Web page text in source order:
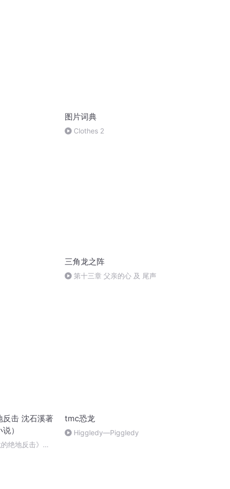
图片词典
Clothes 2
三角龙之阵
第十三章 父亲的心 及 尾声
反击 沈石溪著
）
绝地反击》第
tmc恐龙
Higgledy—Piggledy